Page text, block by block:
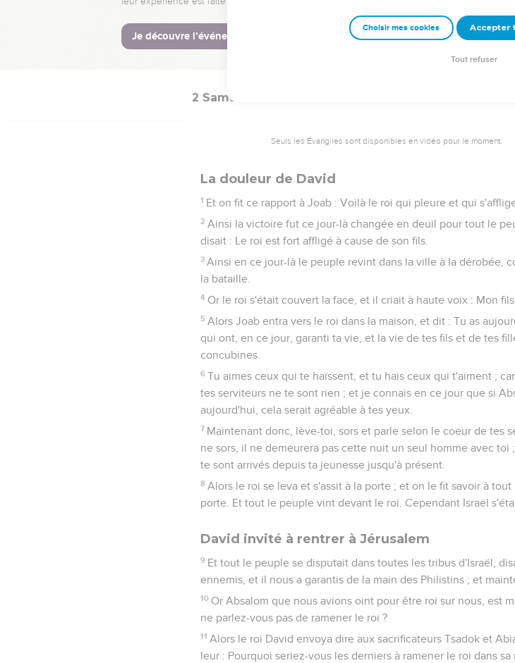
Alors le roi fut fort ému ; il monta à la chambre haute de la
Mon fils Absalom ! mon fils ! mon fils Absalom ! Que ne suis-je
2 Samuel
Seuls les Évangiles sont disponibles en vidéo pour le moment.
La douleur de David
1 Et on fit ce rapport à Joab : Voilà le roi qui pleure et qui
2 Ainsi la victoire fut ce jour-là changée en deuil pour tout le
disait : Le roi est fort affligé à cause de son fils.
3 Ainsi en ce jour-là le peuple revint dans la ville à la dérobée,
la bataille.
4 Or le roi s'était couvert la face, et il criait à haute voix : Mon
5 Alors Joab entra vers le roi dans la maison, et dit : Tu as
qui ont, en ce jour, garanti ta vie, et la vie de tes fils et de tes
concubines.
6 Tu aimes ceux qui te haïssent, et tu hais ceux qui t'aiment ;
tes serviteurs ne te sont rien ; et je connais en ce jour que si
aujourd'hui, cela serait agréable à tes yeux.
7 Maintenant donc, lève-toi, sors et parle selon le coeur de tes
ne sors, il ne demeurera pas cette nuit un seul homme avec
te sont arrivés depuis ta jeunesse jusqu'à présent.
8 Alors le roi se leva et s'assit à la porte ; et on le fit savoir à
porte. Et tout le peuple vint devant le roi. Cependant Israël
David invité à rentrer à Jérusalem
9 Et tout le peuple se disputait dans toutes les tribus d'Israël,
ennemis, et il nous a garantis de la main des Philistins ; et
10 Or Absalom que nous avions oint pour être roi sur nous, est
ne parlez-vous pas de ramener le roi ?
11 Alors le roi David envoya dire aux sacrificateurs Tsadok et
leur : Pourquoi seriez-vous les derniers à ramener le roi dans
Choisir mes cookies Accepter
Tout refuser